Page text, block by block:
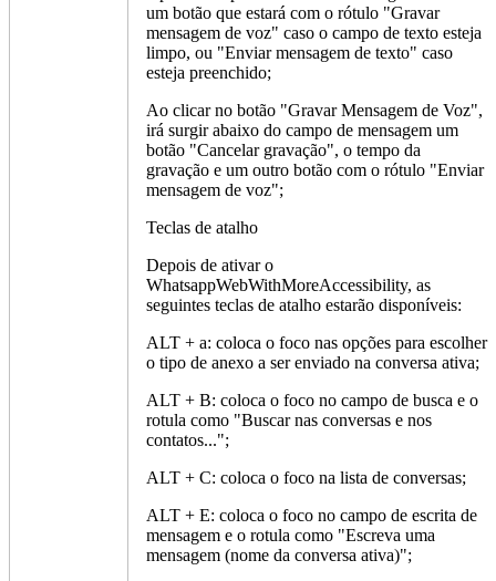
um botão que estará com o rótulo "Gravar
mensagem de voz" caso o campo de texto esteja
limpo, ou "Enviar mensagem de texto" caso
esteja preenchido;
Ao clicar no botão "Gravar Mensagem de Voz",
irá surgir abaixo do campo de mensagem um
botão "Cancelar gravação", o tempo da
gravação e um outro botão com o rótulo "Enviar
mensagem de voz";
Teclas de atalho
Depois de ativar o
WhatsappWebWithMoreAccessibility, as
seguintes teclas de atalho estarão disponíveis:
ALT + a: coloca o foco nas opções para escolher
o tipo de anexo a ser enviado na conversa ativa;
ALT + B: coloca o foco no campo de busca e o
rotula como "Buscar nas conversas e nos
contatos...";
ALT + C: coloca o foco na lista de conversas;
ALT + E: coloca o foco no campo de escrita de
mensagem e o rotula como "Escreva uma
mensagem (nome da conversa ativa)";